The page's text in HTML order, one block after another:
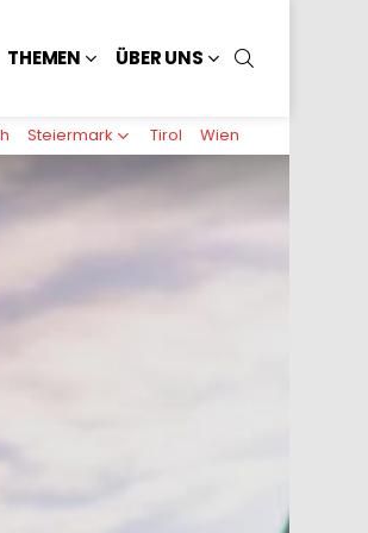
THEMEN ÜBER UNS
Steiermark Tirol
Wien